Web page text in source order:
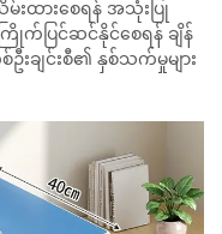
းထားစေရန် အသုံးပြု
ပြင်ဆင်နိုင်စေရန် ချိန်
ချင်းစီ၏ နှစ်သက်မှုများ